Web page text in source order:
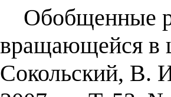
Обобщенные
вращающейся в
Сокольский, В.